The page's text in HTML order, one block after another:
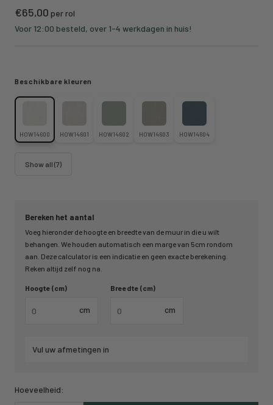
Kortings
prijs
€65,00 per rol
Voor 12:00 besteld, over 1-4 werkdagen in huis!
Bereken het aantal
Voeg hieronder de hoogte en breedte van de muur in die u wilt
behangen. We houden automatisch een marge van 5cm rondom
aan. Deze calculator is een indicatie en geen exacte berekening.
Reken altijd zelf nog na.
Hoogte (cm)
cm
Breedte (cm)
cm
Vul uw afmetingen in
Beschikbare kleuren
HOW14600 HOW14601 HOW14602 HOW14603 HOW14604
Show all (7)
Hoeveelheid: